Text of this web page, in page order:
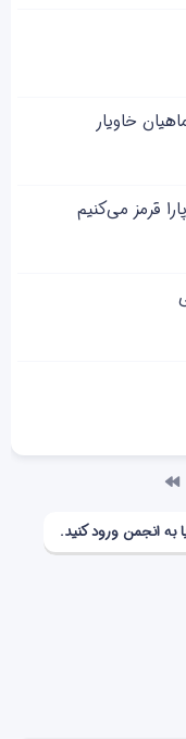
خاویار
قرمز می‌کنیم
به انجمن ورود کنید.